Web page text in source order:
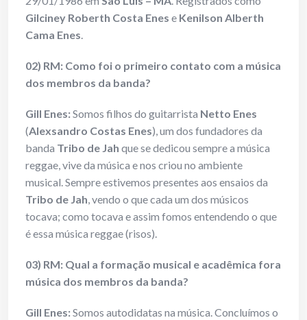
Gilciney Roberth Costa Enes e Kenilson Alberth
Cama Enes.
02) RM: Como foi o primeiro contato com a música
dos membros da banda?
Gill Enes:Somos filhos do guitarrista Netto Enes
(Alexsandro Costas Enes), um dos fundadores da
banda Tribo de Jah que se dedicou sempre a música
reggae, vive da música e nos criou no ambiente
musical. Sempre estivemos presentes aos ensaios da
Tribo de Jah, vendo o que cada um dos músicos
tocava; como tocava e assim fomos entendendo o que
é essa música reggae (risos).
03) RM: Qual a formação musical e acadêmica fora
música dos membros da banda?
Gill Enes:Somos autodidatas na música. Concluímos o